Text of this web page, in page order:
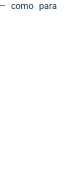
como para